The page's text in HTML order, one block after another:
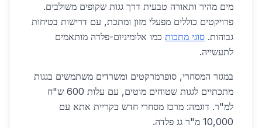
מים מהיר ותאורה טבעית דרך גגות שקופים משולבים.
פרויקטים כוללים מפעלי מזון ומתכת, עם דרישות בטיחות
גבוהות. סוגי מתכות כמו אלומיניום-פלדה מותאמים
לתעשייה.
במגזר המסחרי, סופרמרקטים ומשרדים משתמשים בגגות
מתכתיים לגגות שטוחים מוטים, עם עלות 600 ש"ח
למ"ר. דוגמה: מרכז מסחרי חדש בקריית אתא עם
10,000 מ"ר גג פלדה.